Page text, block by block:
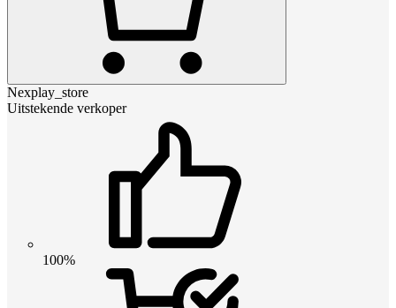
Nexplay_store
Uitstekende verkoper
100%